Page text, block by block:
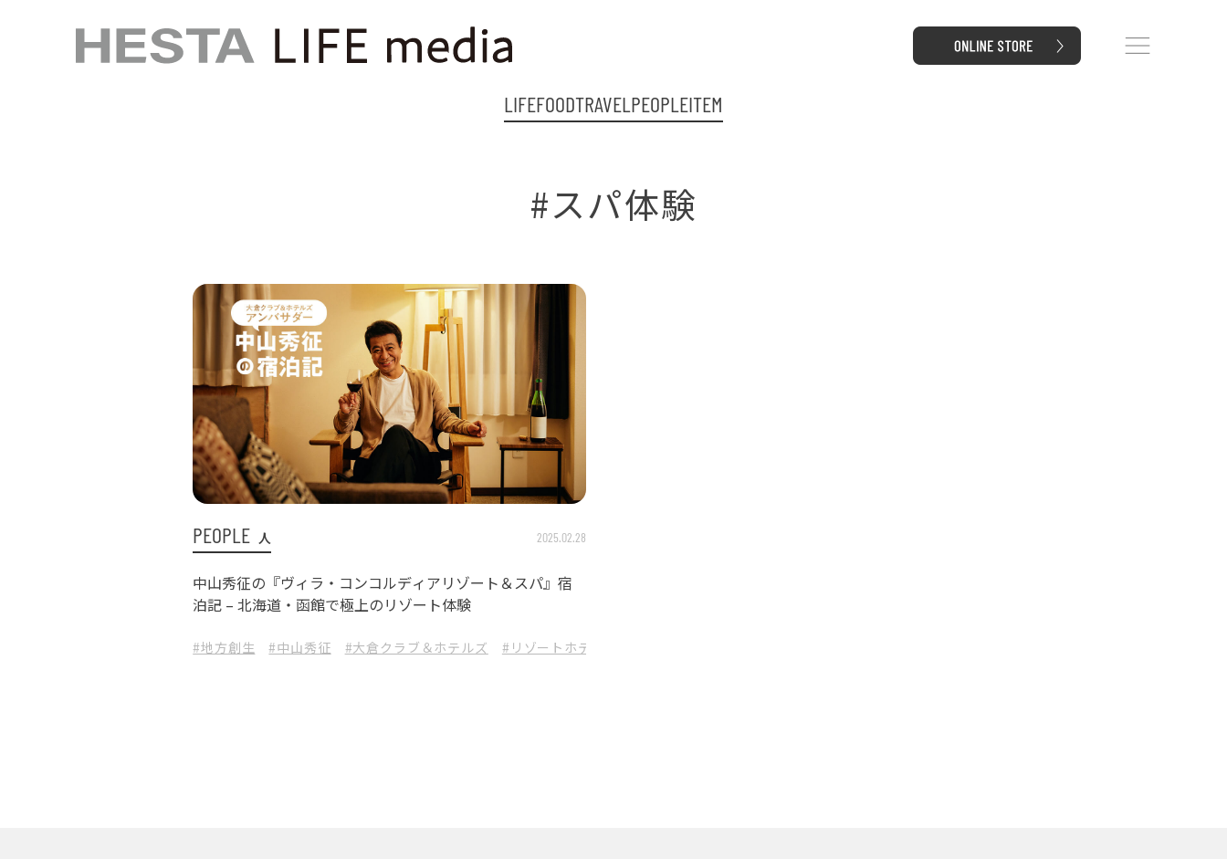
LIFEFOODTRAVELPEOPLEITEM
#スパ体験
PEOPLE 人 2025.02.28
中山秀征の『ヴィラ・コンコルディアリゾート＆スパ』宿
泊記 – 北海道・函館で極上のリゾート体験
#地方創生 #中山秀征 #大倉クラブ＆ホテルズ #リゾートホテル